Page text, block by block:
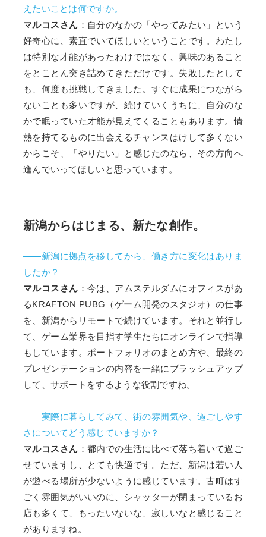
えたいことは何ですか。
マルコスさん ：自分のなかの「やってみたい」という
好奇心に、素直でいてほしいということです。わたし
は特別な才能があったわけではなく、興味のあること
をとことん突き詰めてきただけです。失敗したとして
も、何度も挑戦してきました。すぐに成果につながら
ないことも多いですが、続けていくうちに、自分のな
かで眠っていた才能が見えてくることもあります。情
熱を持てるものに出会えるチャンスはけして多くない
からこそ、「やりたい」と感じたのなら、その方向へ
進んでいってほしいと思っています。
新潟からはじまる、新たな創作。
――新潟に拠点を移してから、働き方に変化はありま
したか？
マルコスさん ：今は、アムステルダムにオフィスがあ
るKRAFTON PUBG（ゲーム開発のスタジオ）の仕事
を、新潟からリモートで続けています。それと並行し
て、ゲーム業界を目指す学生たちにオンラインで指導
もしています。ポートフォリオのまとめ方や、最終の
プレゼンテーションの内容を一緒にブラッシュアップ
して、サポートをするような役割ですね。
――実際に暮らしてみて、街の雰囲気や、過ごしやす
さについてどう感じていますか？
マルコスさん ：都内での生活に比べて落ち着いて過ご
せていますし、とても快適です。ただ、新潟は若い人
が遊べる場所が少ないように感じています。古町はす
ごく雰囲気がいいのに、シャッターが閉まっているお
店も多くて、もったいないな、寂しいなと感じること
がありますね。